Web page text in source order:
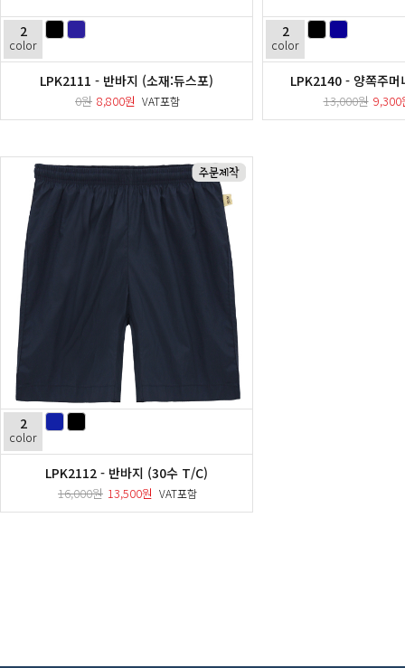
2
color
LPK2111 - 반바지 (소재:듀스포)
0원 8,800원 VAT포함
2
color
LPK2140 - 양쪽주머
13,000원
2
color
LPK2112 - 반바지 (30수 T/C)
16,000원 13,500원 VAT포함